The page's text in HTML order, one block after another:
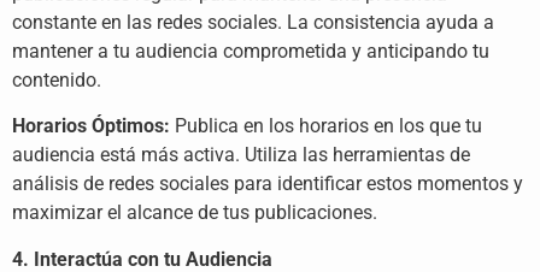
constante en las redes sociales. La consistencia ayuda a
mantener a tu audiencia comprometida y anticipando tu
contenido.
Horarios Óptimos: Publica en los horarios en los que tu
audiencia está más activa. Utiliza las herramientas de
análisis de redes sociales para identificar estos momentos y
maximizar el alcance de tus publicaciones.
4. Interactúa con tu Audiencia